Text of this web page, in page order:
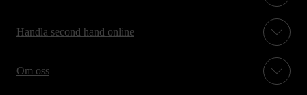
Handla second hand online
Om oss